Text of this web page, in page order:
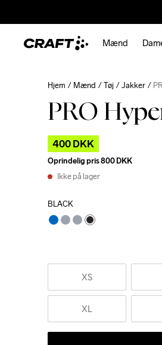
Mænd
Hjem Mænd Tøj Jakker
PRO
400 DKK
Oprindelig pris800 DKK
Ikke på lager
BLACK
XS
XL